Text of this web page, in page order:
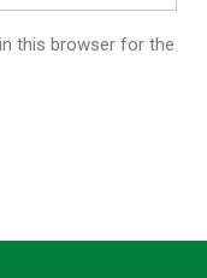
this browser for the